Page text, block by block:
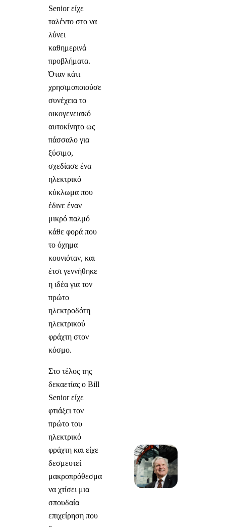
Senior είχε
ταλέντο στο να
λύνει
καθημερινά
προβλήματα.
Όταν κάτι
χρησιμοποιούσε
συνέχεια το
οικογενειακό
αυτοκίνητο ως
πάσσαλο για
ξύσιμο,
σχεδίασε ένα
ηλεκτρικό
κύκλωμα που
έδινε έναν
μικρό παλμό
κάθε φορά που
το όχημα
κουνιόταν, και
έτσι γεννήθηκε
η ιδέα για τον
πρώτο
ηλεκτροδότη
ηλεκτρικού
φράχτη στον
κόσμο.
Στο τέλος της
δεκαετίας ο Bill
Senior είχε
φτιάξει τον
πρώτο του
ηλεκτρικό
φράχτη και είχε
δεσμευτεί
μακροπρόθεσμα
να χτίσει μια
σπουδαία
επιχείρηση που